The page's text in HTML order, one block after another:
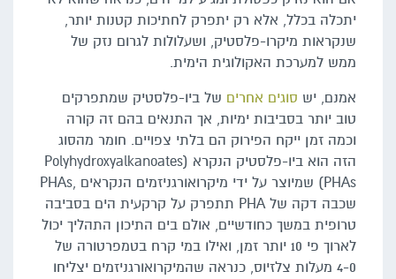
יתכלה בכלל, אלא רק יתפרק לחתיכות קטנות יותר,
שנקראות מיקרו-פלסטיק, ושעלולות לגרום נזק של
ממש למערכת האקולוגית הימית.
אמנם, יש סוגים אחרים של ביו-פלסטיק שמתפרקים
טוב יותר בסביבות ימיות, אך התנאים בהם זה קורה
וכמה זמן ייקח הפירוק הם בלתי צפויים. חומר מהסוג
הזה הוא ביו-פלסטיק הנקרא Polyhydroxyalkanoates)
PHAs) שמיוצר על ידי מיקרואורגניזמים הנקראים ,PHAs
שכבה דקה של PHA תתפרק על קרקעית הים בסביבה
טרופית במשך כחודשיים, אולם בים התיכון התהליך יכול
לארוך פי 10 יותר זמן, ואילו במי קרח בטמפרטורה של
4-0 מעלות צלזיוס, כנראה שהמיקרואורגניזמים יצליחו